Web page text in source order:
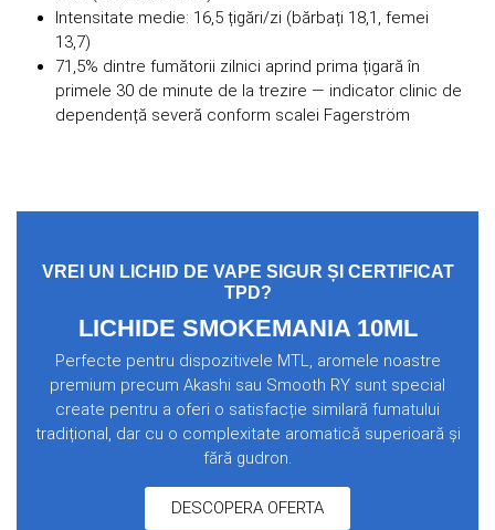
Intensitate medie: 16,5 țigări/zi (bărbați 18,1, femei
13,7)
71,5% dintre fumătorii zilnici aprind prima țigară în
primele 30 de minute de la trezire — indicator clinic de
dependență severă conform scalei Fagerström
VREI UN LICHID DE VAPE SIGUR ȘI CERTIFICAT
TPD?
LICHIDE SMOKEMANIA 10ML
Perfecte pentru dispozitivele MTL, aromele noastre
premium precum Akashi sau Smooth RY sunt special
create pentru a oferi o satisfacție similară fumatului
tradițional, dar cu o complexitate aromatică superioară și
fără gudron.
DESCOPERA OFERTA